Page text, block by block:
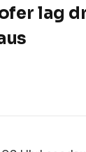
lag